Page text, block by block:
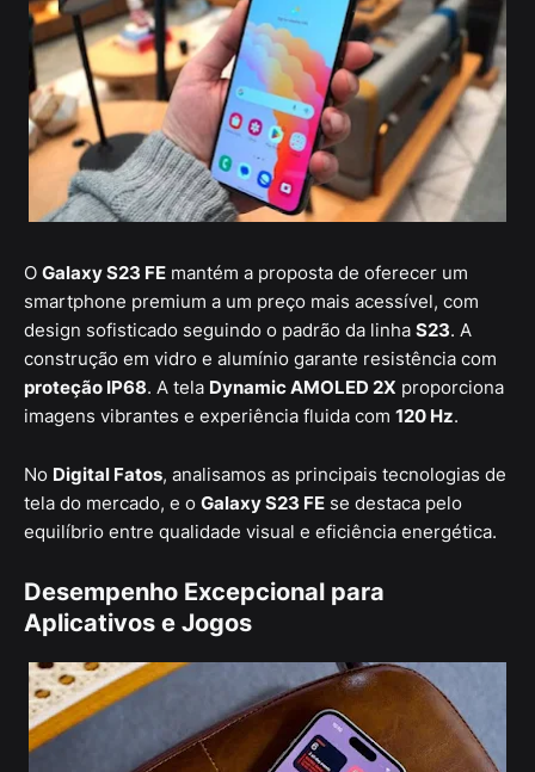
O Galaxy S23 FE mantém a proposta de oferecer um
smartphone premium a um preço mais acessível, com
design sofisticado seguindo o padrão da linha S23. A
construção em vidro e alumínio garante resistência com
proteção IP68. A tela Dynamic AMOLED 2X proporciona
imagens vibrantes e experiência fluida com 120 Hz.
No Digital Fatos, analisamos as principais tecnologias de
tela do mercado, e o Galaxy S23 FE se destaca pelo
equilíbrio entre qualidade visual e eficiência energética.
Desempenho Excepcional para
Aplicativos e Jogos